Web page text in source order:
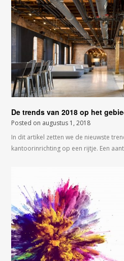
De trends van 2018 op het
Posted on augustus 1, 2018
In dit artikel zetten we de nieuwste
kantoorinrichting op een rijtje. Een